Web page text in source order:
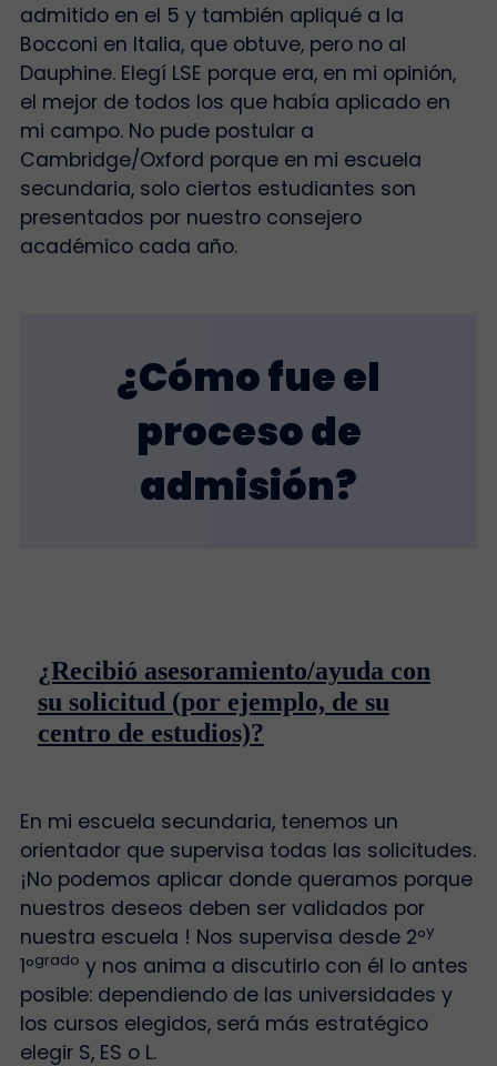
admitido en el 5 y también apliqué a la
Bocconi en Italia, que obtuve, pero no al
Dauphine. Elegí LSE porque era, en mi opinión,
el mejor de todos los que había aplicado en
mi campo. No pude postular a
Cambridge/Oxford porque en mi escuela
secundaria, solo ciertos estudiantes son
presentados por nuestro consejero
académico cada año.
¿Cómo fue el
proceso de
admisión?
¿Recibió asesoramiento/ayuda con
su solicitud (por ejemplo, de su
centro de estudios)?
En mi escuela secundaria, tenemos un
orientador que supervisa todas las solicitudes.
¡No podemos aplicar donde queramos porque
nuestros deseos deben ser validados por
nuestra escuela ! Nos supervisa desde 2ºy
1ºgrado y nos anima a discutirlo con él lo antes
posible: dependiendo de las universidades y
los cursos elegidos, será más estratégico
elegir S, ES o L.